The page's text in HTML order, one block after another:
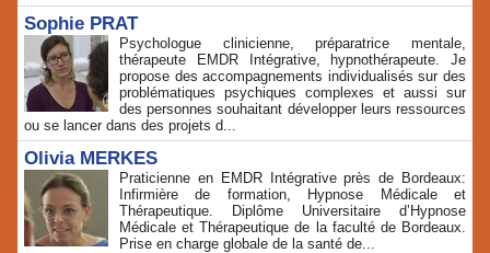
Sophie PRAT
Psychologue clinicienne, préparatrice mentale,
thérapeute EMDR Intégrative, hypnothérapeute. Je
propose des accompagnements individualisés sur des
problématiques psychiques complexes et aussi sur
des personnes souhaitant développer leurs ressources
ou se lancer dans des projets d...
Olivia MERKES
Praticienne en EMDR Intégrative près de Bordeaux:
Infirmière de formation, Hypnose Médicale et
Thérapeutique. Diplôme Universitaire d’Hypnose
Médicale et Thérapeutique de la faculté de Bordeaux.
Prise en charge globale de la santé de...